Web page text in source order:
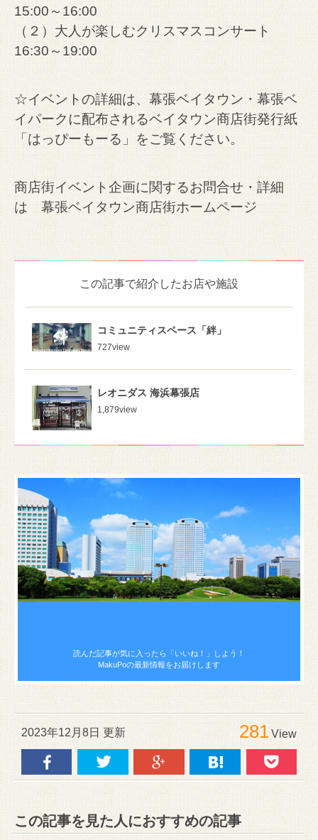
15:00～16:00
（２）大人が楽しむクリスマスコンサート
16:30～19:00
☆イベントの詳細は、幕張ベイタウン・幕張ベ
イパークに配布されるベイタウン商店街発行紙
「はっぴーもーる」をご覧ください。
商店街イベント企画に関するお問合せ・詳細
は 幕張ベイタウン商店街ホームページ
この記事で紹介したお店や施設
コミュニティスペース「絆」
727view
レオニダス 海浜幕張店
1,879view
読んだ記事が気に入ったら 「いいね！」しよう！
MakuPoの最新情報をお届けします
2023年12月8日 更新 281View
この記事を見た人におすすめの記事